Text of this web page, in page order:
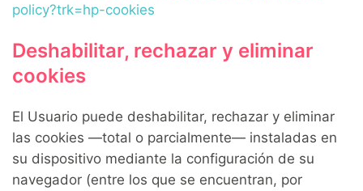
policy?trk=hp-cookies
Deshabilitar, rechazar y eliminar
cookies
El Usuario puede deshabilitar, rechazar y eliminar
las cookies —total o parcialmente— instaladas en
su dispositivo mediante la configuración de su
navegador (entre los que se encuentran, por